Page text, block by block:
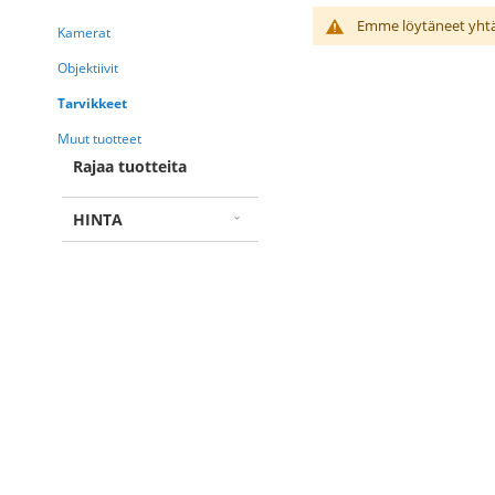
Emme löytäneet
Kamerat
Objektiivit
Tarvikkeet
Muut tuotteet
Rajaa tuotteita
HINTA